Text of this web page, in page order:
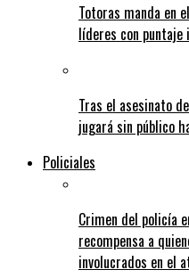
Totoras manda en
líderes con puntaje
Tras el asesinato
jugará sin público
Policiales
Crimen del policía
recompensa a
involucrados en el